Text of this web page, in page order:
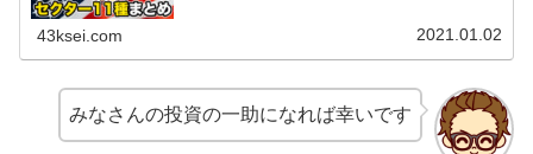
43ksei.com 2021.01.02
みなさんの投資の一助になれば幸いです